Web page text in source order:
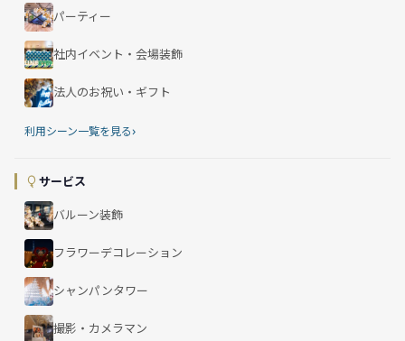
パーティー
社内イベント・会場装飾
法人のお祝い・ギフト
利用シーン一覧を見る›
サービス
バルーン装飾
フラワーデコレーション
シャンパンタワー
撮影・カメラマン